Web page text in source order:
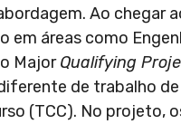
Ao chegar
em áreas como
MajorQualifying
de trabalho de
(TCC). No projeto,